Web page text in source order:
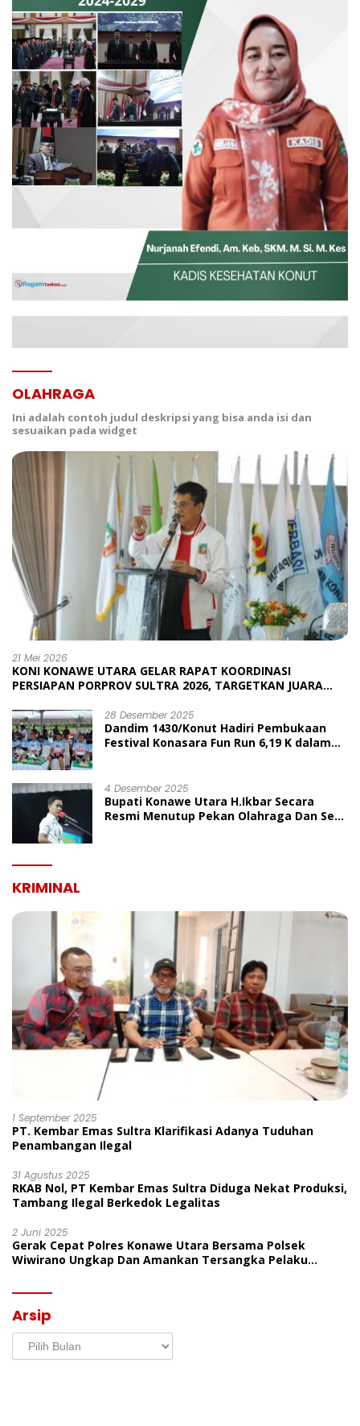
OLAHRAGA
Ini adalah contoh judul deskripsi yang bisa anda isi dan
sesuaikan pada widget
21 Mei 2026
KONI KONAWE UTARA GELAR RAPAT KOORDINASI
PERSIAPAN PORPROV SULTRA 2026, TARGETKAN JUARA
28 Desember 2025
Dandim 1430/Konut Hadiri Pembukaan
Festival Konasara Fun Run 6,19 K dalam
4 Desember 2025
Bupati Konawe Utara H.Ikbar Secara
Resmi Menutup Pekan Olahraga Dan Seni
KRIMINAL
1 September 2025
PT. Kembar Emas Sultra Klarifikasi Adanya Tuduhan
Penambangan Ilegal
31 Agustus 2025
RKAB Nol, PT Kembar Emas Sultra Diduga Nekat Produksi,
Tambang Ilegal Berkedok Legalitas
2 Juni 2025
Gerak Cepat Polres Konawe Utara Bersama Polsek
Wiwirano Ungkap Dan Amankan Tersangka Pelaku
Arsip
Arsip